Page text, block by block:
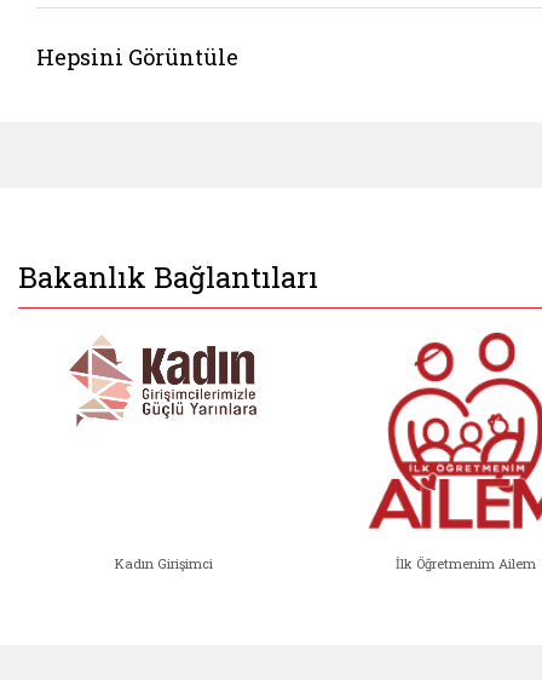
Hepsini Görüntüle
Bakanlık Bağlantıları
Kadın Girişimci İlk Öğretmenim Ailem